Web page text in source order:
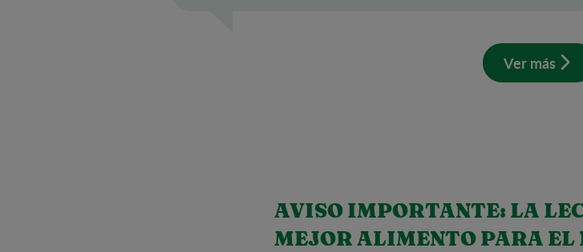
Ver más
AVISO IMPORTANTE: LA
MEJOR ALIMENTO PARA EL